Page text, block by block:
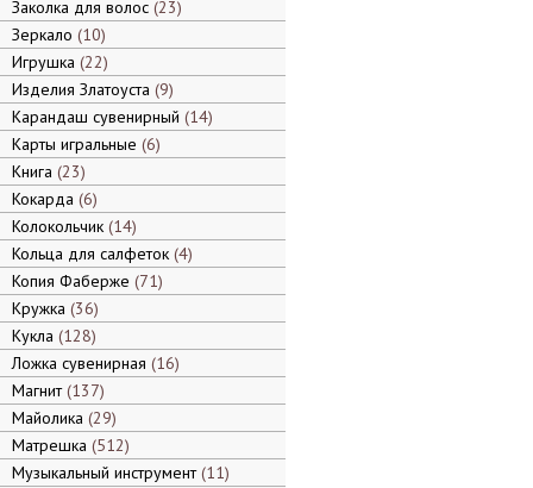
Заколка для волос 23
Зеркало 10
Игрушка 22
Изделия Златоуста 9
Карандаш сувенирный 14
Карты игральные 6
Книга 23
Кокарда 6
Колокольчик 14
Кольца для салфеток 4
Копия Фаберже 71
Кружка 36
Кукла 128
Ложка сувенирная 16
Магнит 137
Майолика 29
Матрешка 512
Музыкальный инструмент 11